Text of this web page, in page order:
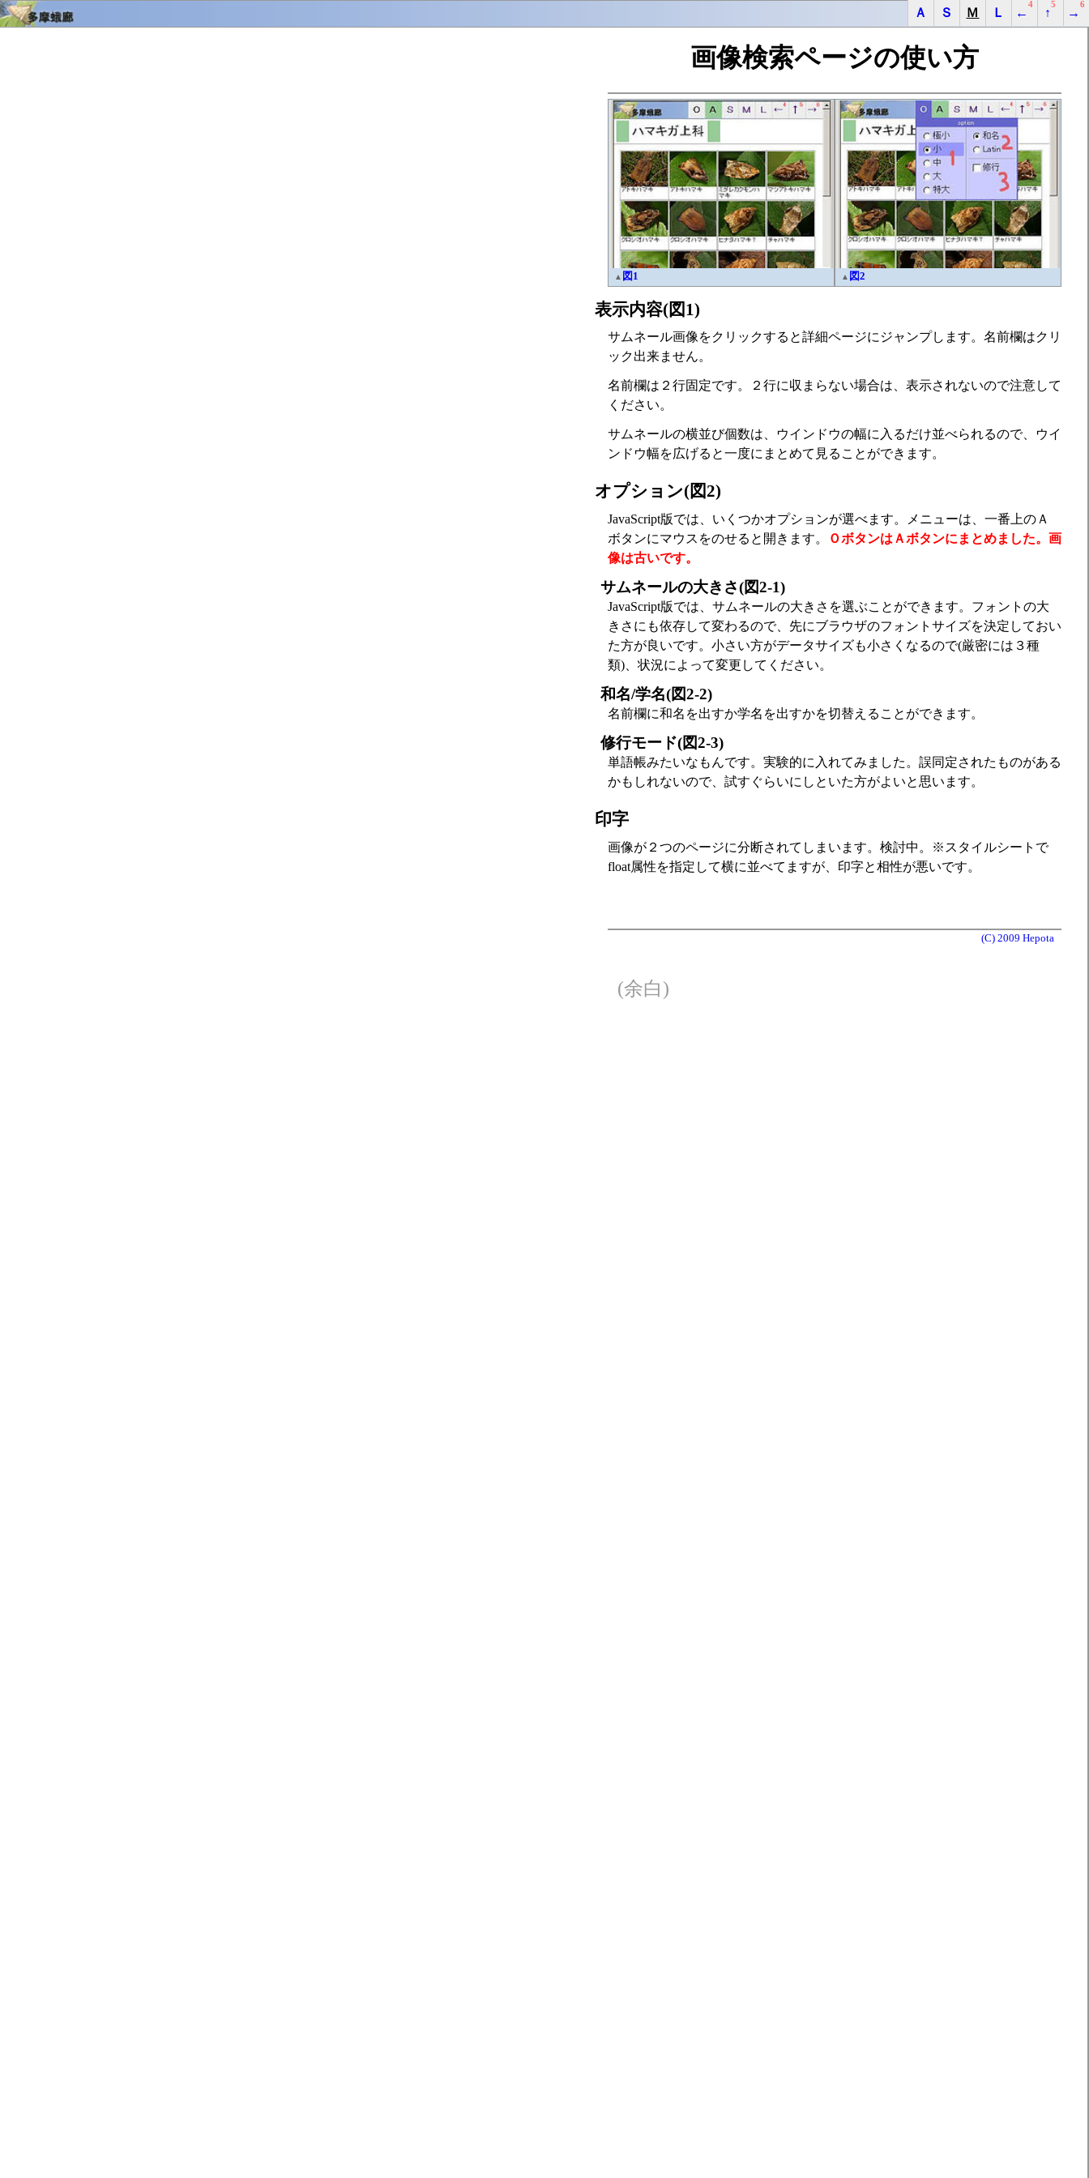
Ａ Ｓ Ｍ Ｌ ←
4
↑
5
→
6
画像検索ページの使い方
▲ 図1 ▲ 図2
表示内容(図1)
サムネール画像をクリックすると詳細ページにジャンプします。名前欄はクリ
ック出来ません。
名前欄は２行固定です。２行に収まらない場合は、表示されないので注意して
ください。
サムネールの横並び個数は、ウインドウの幅に入るだけ並べられるので、ウイ
ンドウ幅を広げると一度にまとめて見ることができます。
オプション(図2)
JavaScript版では、いくつかオプションが選べます。メニューは、一番上のＡ
ボタンにマウスをのせると開きます。
ＯボタンはＡボタンにまとめました。画
像は古いです。
サムネールの大きさ(図2-1)
JavaScript版では、サムネールの大きさを選ぶことができます。フォントの大
きさにも依存して変わるので、先にブラウザのフォントサイズを決定しておい
た方が良いです。小さい方がデータサイズも小さくなるので(厳密には３種
類)、状況によって変更してください。
和名/学名(図2-2)
名前欄に和名を出すか学名を出すかを切替えることができます。
修行モード(図2-3)
単語帳みたいなもんです。実験的に入れてみました。誤同定されたものがある
かもしれないので、試すぐらいにしといた方がよいと思います。
印字
画像が２つのページに分断されてしまいます。検討中。※スタイルシートで
float属性を指定して横に並べてますが、印字と相性が悪いです。
(C) 2009 Hepota
(余白)